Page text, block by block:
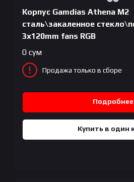
Корпус Gamdias Athena M2
сталь\закаленное
3x120mm fans RGB
0 сум
Продажа только в сборе
Подробнее
Купить в один